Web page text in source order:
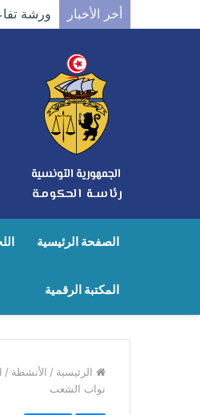
أخر الأخبار ورشة
الصفحة الرئيسية
المكتبة الرقمية
الرئيسية / الأنشطة /
نواب الشعب